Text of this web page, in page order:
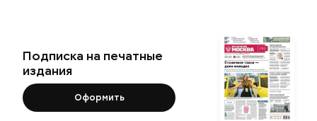
Подписка на печатные
издания
Оформить